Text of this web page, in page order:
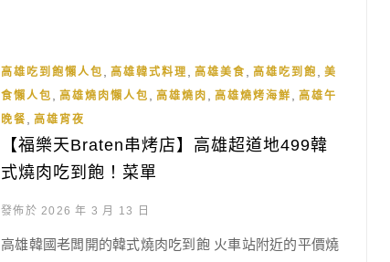
高雄吃到飽懶人包 高雄韓式料理 高雄美食 高雄吃到飽
美
食懶人包
高雄燒肉懶人包 高雄燒肉 高雄燒烤海鮮
高雄午
晚餐
高雄宵夜
【福樂天Braten串烤店】高雄超道地499韓
式燒肉吃到飽！菜單
發佈於 2026 年 3 月 13 日
高雄韓國老闆開的韓式燒肉吃到飽 火車站附近的平價燒